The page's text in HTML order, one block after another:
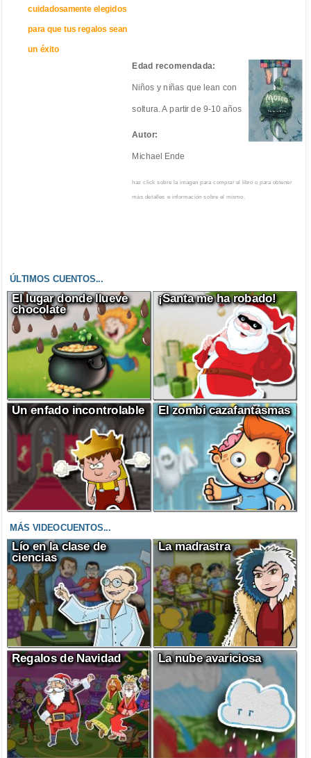
cuidadosamente elegidos
para que tus regalos sean
un éxito
Edad recomendada:
Niños y niñas que lean con
soltura. A partir de 9-10 años
Autor:
Michael Ende
haz click sobre la imagen para comprar el libro o para obtener
más detalles e información sobre el mismo.
ÚLTIMOS CUENTOS...
El lugar donde llueve
chocolate
¡Santa me ha robado!
Un enfado incontrolable El zombi cazafantasmas
MÁS VIDEOCUENTOS...
Lío en la clase de
ciencias
La madrastra
Regalos de Navidad La nube avariciosa